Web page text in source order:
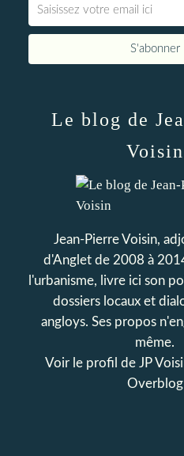
Le blog de
Voisin
Jean-Pierre Voisin,
d'Anglet de 2008 à
l'urbanisme, livre ici son
dossiers locaux et
angloys. Ses propos
même.
Voir le profil de JP
Overblog